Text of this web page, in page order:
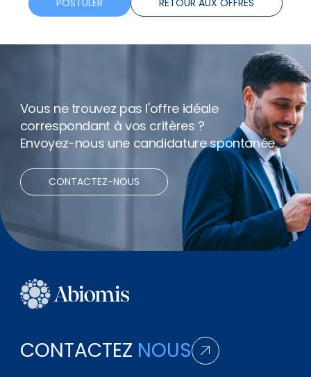
POSTULER RETOUR AUX OFFRES
Vous ne trouvez pas l'offre idéale
correspondant à vos critères ?
Envoyez-nous une candidature spontanée.
CONTACTEZ-NOUS
CONTACTEZ NOUS